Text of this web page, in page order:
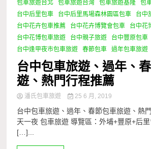
包車旅遊台北
包車旅遊台灣 包車旅遊基隆
包
台中后里包車
台中后里馬場森林園區包車
台中
台中花卉包車推薦
台中花卉博覽會包車
台中花
台中花博包車旅遊
台中親子旅遊 台中豐原包車
台中逢甲夜市包車旅遊
春節包車 過年包車旅遊
台中包車旅遊、過年、
遊、熱門行程推薦
潘氏包車旅遊 25 6 月, 2019
台中包車旅遊、過年、春節包車旅遊、熱
天一夜 包車旅遊 導覽區：外埔+豐原+后
[…]...